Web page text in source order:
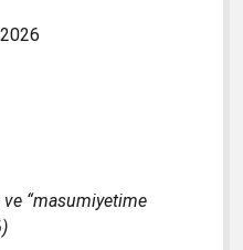
“masumiyetime